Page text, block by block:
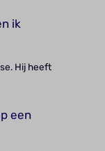
ik
Hij heeft
een